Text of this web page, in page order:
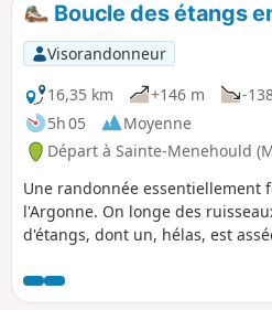
Boucle des étangs
Visorandonneur
16,35 km
+146 m
-
5h 05
Moyenne
Départ à Sainte-Menehould
Une randonnée essentiellement
l'Argonne. On longe des
d'étangs, dont un, hélas, est